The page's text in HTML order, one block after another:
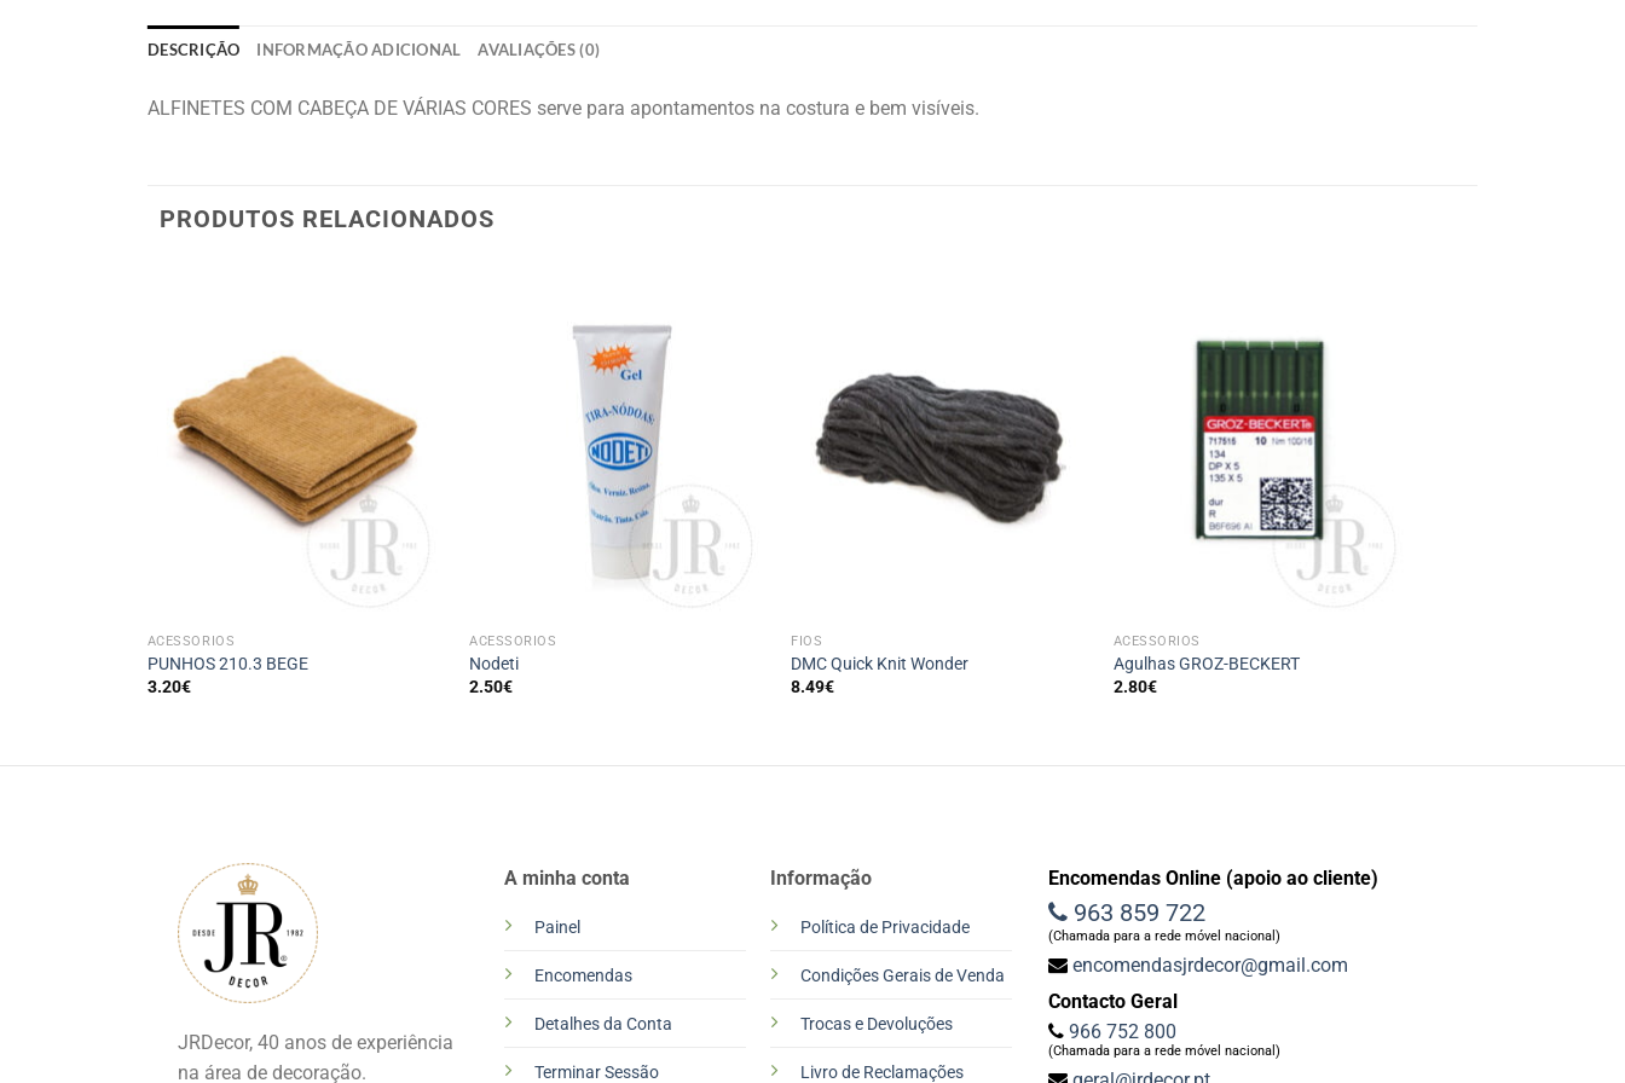
DESCRIÇÃO INFORMAÇÃO ADICIONAL AVALIAÇÕES (0)
ALFINETES COM CABEÇA DE VÁRIAS CORES serve para apontamentos na costura e bem visíveis.
PRODUTOS RELACIONADOS
ACESSÓRIOS
PUNHOS 210.3 BEGE
3.20€
ACESSÓRIOS
Nodeti
2.50€
FIOS
DMC Quick Knit Wonder
8.49€
ACESSÓRIOS
Agulhas GROZ-BECKERT
2.80€
JRDecor, 40 anos de experiência
na área de decoração.
A minha conta
Painel
Encomendas
Detalhes da Conta
Terminar Sessão
Informação
Política de Privacidade
Condições Gerais de Venda
Trocas e Devoluções
Livro de Reclamações
Encomendas Online (apoio ao cliente)
963 859 722
(Chamada para a rede móvel nacional)
encomendasjrdecor@gmail.com
Contacto Geral
966 752 800
(Chamada para a rede móvel nacional)